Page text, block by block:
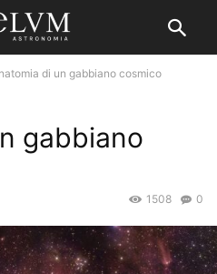
di un gabbiano cosmico
gabbiano
0
1508